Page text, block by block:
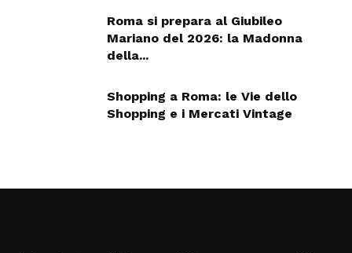
Roma si prepara al Giubileo
Mariano del 2026: la Madonna
della...
Shopping a Roma: le Vie dello
Shopping e i Mercati Vintage